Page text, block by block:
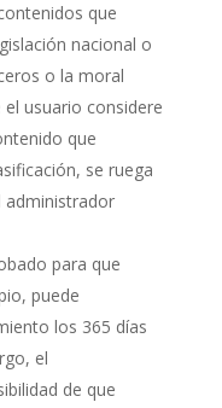
que
nacional o
o la moral
usuario considere
que
se ruega
para que
puede
los 365 días
el
de que